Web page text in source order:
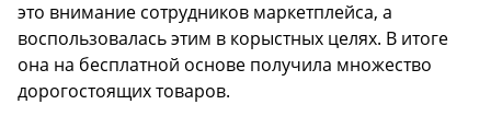
это внимание сотрудников маркетплейса, а
воспользовалась этим в корыстных целях. В итоге
она на бесплатной основе получила множество
дорогостоящих товаров.